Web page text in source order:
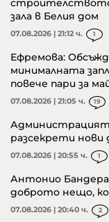
зала в Белия дом
07.08.2026 | 21:12 ч. 1
Ефремова:
минималната
повече пари за
07.08.2026 | 21:05 ч. 19
разсекрети
07.08.2026 | 20:55 ч. 1
Антонио
доброто нещо,
07.08.2026 | 20:40 ч. 2